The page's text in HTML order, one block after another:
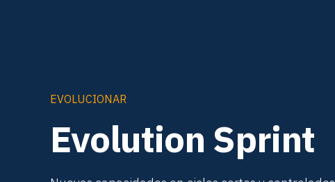
EVOLUCIONAR
Evolution Sprint